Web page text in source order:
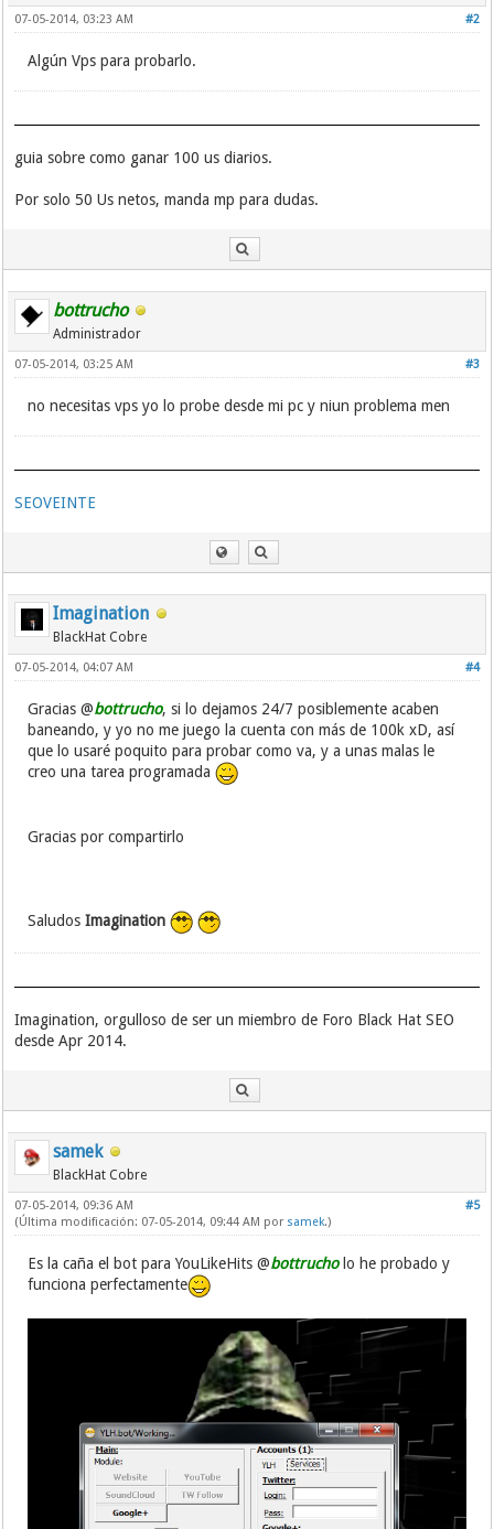
#2
07-05-2014, 03:23 AM
Algún Vps para probarlo.
guia sobre como ganar 100 us diarios.
Por solo 50 Us netos, manda mp para dudas.
bottrucho
Administrador
#3
07-05-2014, 03:25 AM
no necesitas vps yo lo probe desde mi pc y niun problema men
SEOVEINTE
Imagination
BlackHat Cobre
#4
07-05-2014, 04:07 AM
Gracias @bottrucho, si lo dejamos 24/7 posiblemente acaben
baneando, y yo no me juego la cuenta con más de 100k xD, así
que lo usaré poquito para probar como va, y a unas malas le
creo una tarea programada
Gracias por compartirlo
SaludosImagination
Imagination, orgulloso de ser un miembro de Foro Black Hat SEO
desde Apr 2014.
samek
BlackHat Cobre
#5
07-05-2014, 09:36 AM
(Última modificación: 07-05-2014, 09:44 AM por samek.)
Es la caña el bot para YouLikeHits @bottrucholo he probado y
funciona perfectamente